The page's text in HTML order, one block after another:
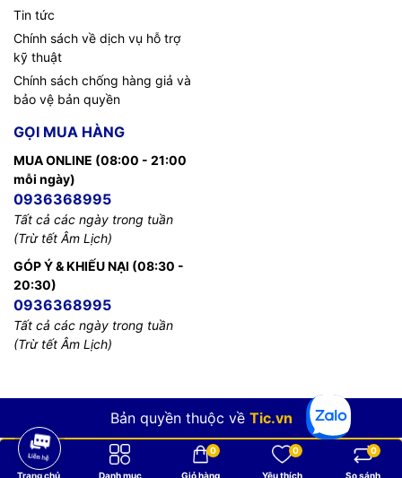
Tin tức
Chính sách về dịch vụ hỗ trợ
kỹ thuật
Chính sách chống hàng giả và
bảo vệ bản quyền
GỌI MUA HÀNG
MUA ONLINE (08:00 - 21:00
mỗi ngày)
0936368995
Tất cả các ngày trong tuần
(Trừ tết Âm Lịch)
GÓP Ý & KHIẾU NẠI (08:30 -
20:30)
0936368995
Tất cả các ngày trong tuần
(Trừ tết Âm Lịch)
Bản quyền thuộc về Tic.vn
Trang chủ Danh mục Giỏ hàng
0
Yêu thích
0
So sánh
0